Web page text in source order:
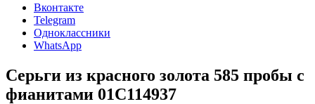
Вконтакте
Telegram
Одноклассники
WhatsApp
Серьги из красного золота 585 пробы с
фианитами 01С114937